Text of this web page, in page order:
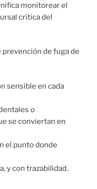
monitorear el
crítica del
de fuga de
sensible en cada
o
se conviertan en
el punto donde
y con trazabilidad.